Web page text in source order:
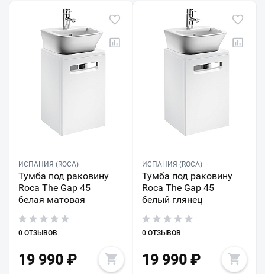
ИСПАНИЯ (ROCA)
Тумба под раковину
Roca The Gap 45
белая матовая
0 ОТЗЫВОВ
19 990 ₽
ИСПАНИЯ (ROCA)
Тумба под раковину
Roca The Gap 45
белый глянец
0 ОТЗЫВОВ
19 990₽